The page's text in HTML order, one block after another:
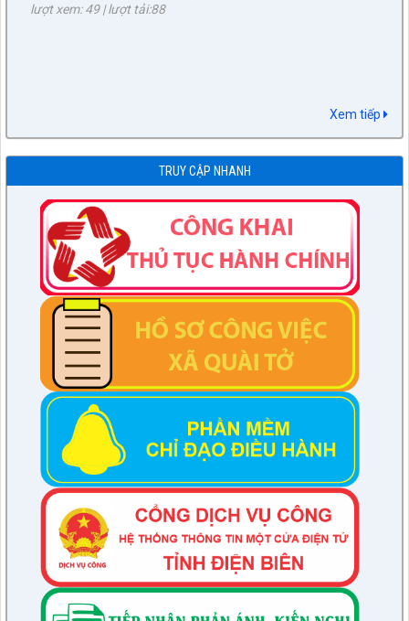
lượt xem: 2399 | lượt tải:396
huyện khóa XXI, nhiệm kỳ 2021 - 2026 tại các huyện thuộc
lượt xem: 8002 | lượt tải:892
6/KH-BPC
Kế hoạch giám sát việc thực hiện các quy định của pháp luật
về công tác thi hành án dân sự trên địa bàn huyện năm 2021,
2022
lượt xem: 2386 | lượt tải:633
7/QĐ-BPC
Quyết định thành lập đoàn giám sát việc thực hiện các quy
định của pháp luật về công tác thi hành án dân sự trên địa
bàn huyện năm 2021, 2022
lượt xem: 2594 | lượt tải:365
230/CTr-TT HĐND
Chương trình công tác tháng 03/2023 của TT HĐND
lượt xem: 2553 | lượt tải:281
1/NQ-TTHĐND
Nghị quyết V/v: Điều chỉnh cục bộ quy hoạch chi tiết xây dựng
tỷ lệ 1/500 Khu trung tâm thị trấn Tuần Giáo huyện Tuần Giáo
tỉnh Điện Biên ( Khu dân cư số 1 Thị trấn Tuần Giáo; Khu dân
cư số 2 Thị trấn Tuần Giáo; Khu dân cư mới số 3
lượt xem: 2166 | lượt tải:777
2/CV-BDT
Xem tiếp
TRUY CẬP NHANH